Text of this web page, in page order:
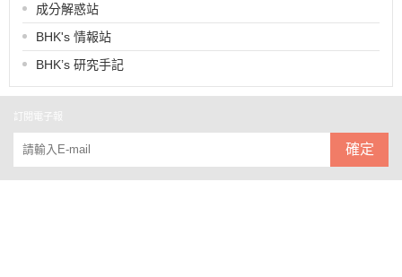
成分解惑站
BHK's 情報站
BHK’s 研究手記
訂閱電子報
確定